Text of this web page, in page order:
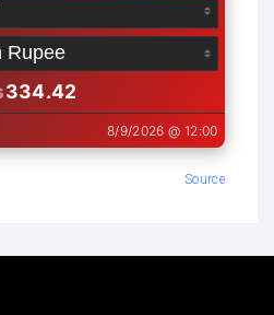
Source